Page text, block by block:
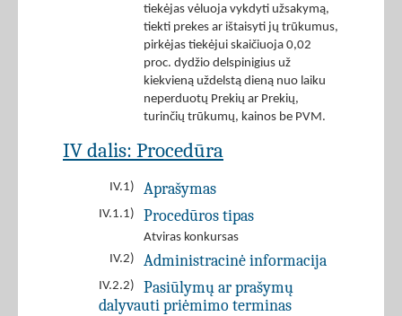
tiekėjas vėluoja vykdyti užsakymą,
tiekti prekes ar ištaisyti jų trūkumus,
pirkėjas tiekėjui skaičiuoja 0,02
proc. dydžio delspinigius už
kiekvieną uždelstą dieną nuo laiku
neperduotų Prekių ar Prekių,
turinčių trūkumų, kainos be PVM.
IV dalis: Procedūra
IV.1) Aprašymas
IV.1.1) Procedūros tipas
Atviras konkursas
IV.2)
Administracinė informacija
IV.2.2)
Pasiūlymų ar prašymų
dalyvauti priėmimo terminas